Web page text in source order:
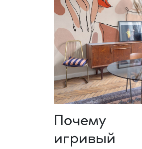
Почему
игривый